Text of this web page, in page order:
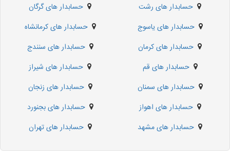
حسابدار های رشت
حسابدار های گرگان
حسابدار های یاسوج
حسابدار های کرمانشاه
حسابدار های کرمان
حسابدار های سنندج
حسابدار های قم
حسابدار های شیراز
حسابدار های سمنان
حسابدار های زنجان
حسابدار های اهواز
حسابدار های بجنورد
حسابدار های مشهد
حسابدار های تهران